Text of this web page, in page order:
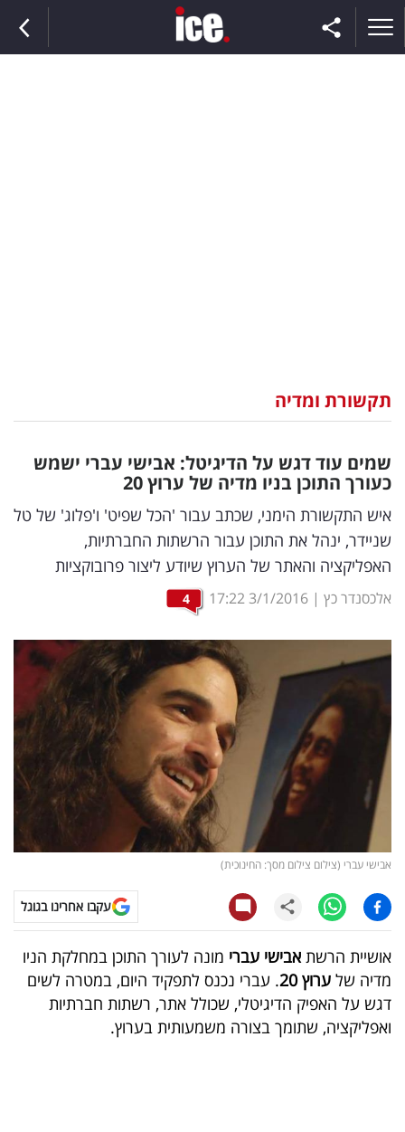
וצרכנות
דיגיטל
וטק
שיווק
ופרסום
מדדים
ומחקרים
רכילות
עסקית
קריפטו
ויראלי
טלוויזיה
עסקי
ספורט
תקשורת ומדיה
שמים עוד דגש על הדיגיטל: אבישי עברי ישמש
כעורך התוכן בניו מדיה של ערוץ 20
איש התקשורת הימני, שכתב עבור 'הכל שפיט' ו'פלוג' של טל
שניידר, ינהל את התוכן עבור הרשתות החברתיות,
האפליקציה והאתר של הערוץ שיודע ליצור פרובוקציות
אלכסנדר כץ |
3/1/2016
17:22
4
אבישי עברי (צילום צילום מסך: החינוכית)
עקבו אחרינו בגוגל
אושיית הרשתאבישי עברי מונה לעורך התוכן במחלקת הניו
מדיה של ערוץ 20
. עברי נכנס לתפקיד היום, במטרה לשים
דגש על האפיק הדיגיטלי, שכולל אתר, רשתות חברתיות
ואפליקציה, שתומך בצורה משמעותית בערוץ.